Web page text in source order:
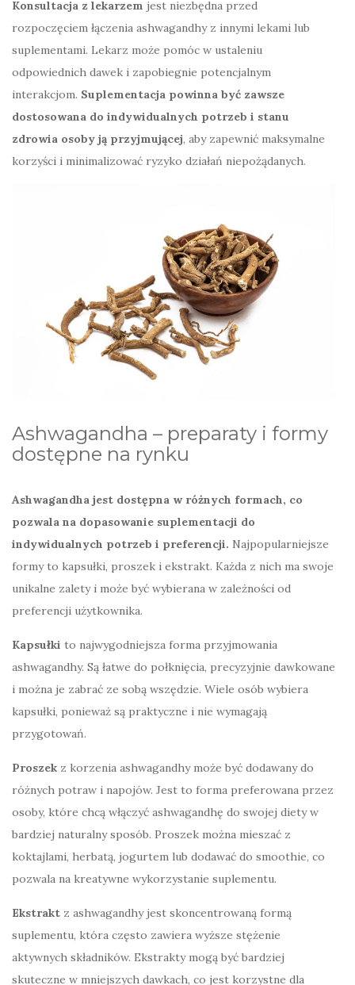
Konsultacja z lekarzem jest niezbędna przed
rozpoczęciem łączenia ashwagandhy z innymi lekami lub
suplementami. Lekarz może pomóc w ustaleniu
odpowiednich dawek i zapobiegnie potencjalnym
interakcjom. Suplementacja powinna być zawsze
dostosowana do indywidualnych potrzeb i stanu
zdrowia osoby ją przyjmującej, aby zapewnić maksymalne
korzyści i minimalizować ryzyko działań niepożądanych.
Ashwagandha – preparaty i formy
dostępne na rynku
Ashwagandha jest dostępna w różnych formach, co
pozwala na dopasowanie suplementacji do
indywidualnych potrzeb i preferencji. Najpopularniejsze
formy to kapsułki, proszek i ekstrakt. Każda z nich ma swoje
unikalne zalety i może być wybierana w zależności od
preferencji użytkownika.
Kapsułki to najwygodniejsza forma przyjmowania
ashwagandhy. Są łatwe do połknięcia, precyzyjnie dawkowane
i można je zabrać ze sobą wszędzie. Wiele osób wybiera
kapsułki, ponieważ są praktyczne i nie wymagają
przygotowań.
Proszek z korzenia ashwagandhy może być dodawany do
różnych potraw i napojów. Jest to forma preferowana przez
osoby, które chcą włączyć ashwagandhę do swojej diety w
bardziej naturalny sposób. Proszek można mieszać z
koktajlami, herbatą, jogurtem lub dodawać do smoothie, co
pozwala na kreatywne wykorzystanie suplementu.
Ekstrakt z ashwagandhy jest skoncentrowaną formą
suplementu, która często zawiera wyższe stężenie
aktywnych składników. Ekstrakty mogą być bardziej
skuteczne w mniejszych dawkach, co jest korzystne dla